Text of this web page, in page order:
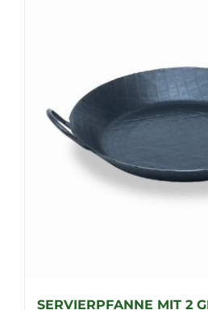
Die
Optionen
können
der
Produktseite
SERVIERPFANNE MIT 2